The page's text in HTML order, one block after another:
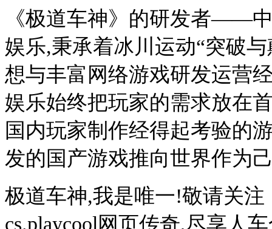
《极道车神》的研发者――
娱乐,秉承着冰川运动“突破
想与丰富网络游戏研发运营
娱乐始终把玩家的需求放在
国内玩家制作经得起考验的
发的国产游戏推向世界作为
极道车神,我是唯一!敬请关
cs.playcool网页传奇,尽享人